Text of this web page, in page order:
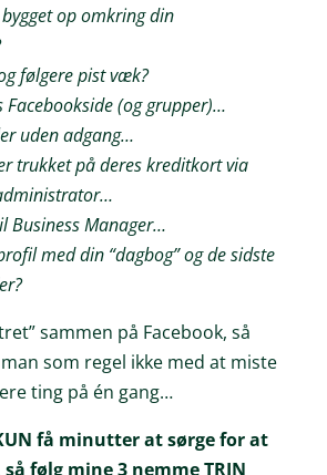
op omkring din
følgere pist væk?
Facebookside (og grupper)…
uden adgang…
trukket på deres kreditkort via
Business Manager…
med din “dagbog” og de sidste
sammen på Facebook, så
som regel ikke med at miste
ting på én gang…
få minutter at sørge for at
så følg mine 3 nemme TRIN